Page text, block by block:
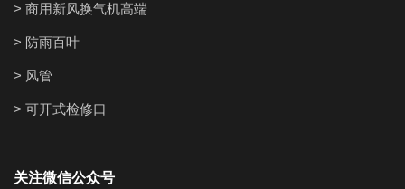
> 商用新风换气机高端
> 防雨百叶
> 风管
> 可开式检修口
关注微信公众号